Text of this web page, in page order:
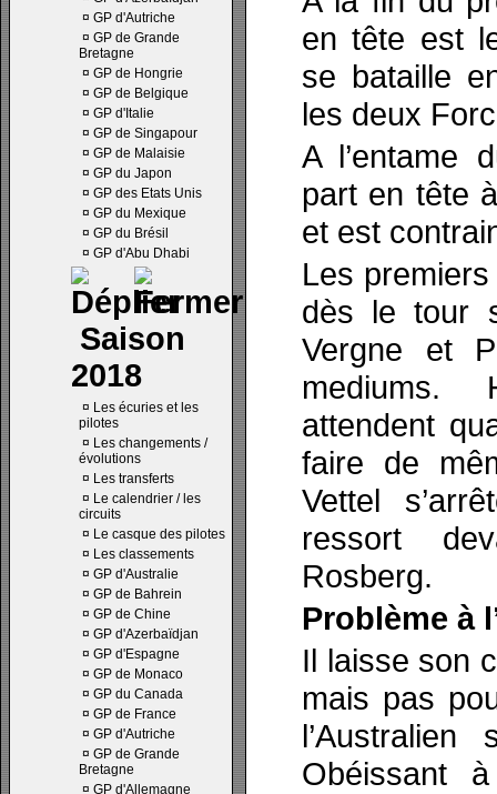
¤ GP d'Autriche
¤ GP de Grande
Bretagne
¤ GP de Hongrie
¤ GP de Belgique
¤ GP d'Italie
¤ GP de Singapour
¤ GP de Malaisie
¤ GP du Japon
¤ GP des Etats Unis
¤ GP du Mexique
¤ GP du Brésil
¤ GP d'Abu Dhabi
Saison
2018
¤ Les écuries et les
pilotes
¤ Les changements /
évolutions
¤ Les transferts
¤ Le calendrier / les
circuits
¤ Le casque des pilotes
¤ Les classements
¤ GP d'Australie
¤ GP de Bahrein
¤ GP de Chine
¤ GP d'Azerbaïdjan
¤ GP d'Espagne
¤ GP de Monaco
¤ GP du Canada
¤ GP de France
¤ GP d'Autriche
¤ GP de Grande
Bretagne
¤ GP d'Allemagne
en tête est
se bataille
les deux
A l’entame
part en tête
et est
Les
dès le tour
Vergne et
mediums.
attendent
faire de
Vettel
ressort
Rosberg.
Problème à
Il laisse son
mais pas
l’Australien
Obéissant